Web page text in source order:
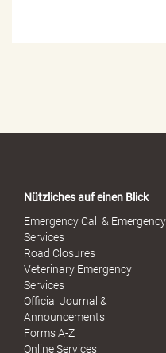
o
Nützliches auf einen Blick
Emergency Call & Emergency
Services
Road Closures
Veterinary Emergency
Services
Official Journal &
Announcements
Forms A-Z
Online Services